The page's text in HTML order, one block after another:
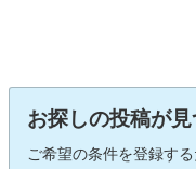
お探しの投稿が
ご希望の条件を登録す